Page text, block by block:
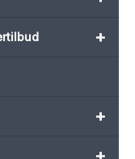
+
+